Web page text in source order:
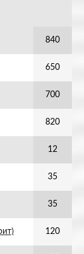
840
650
700
820
12
35
35
120